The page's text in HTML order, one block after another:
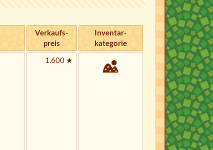
Verkaufs­
preis
Inventar­
kategorie
1.600 ★